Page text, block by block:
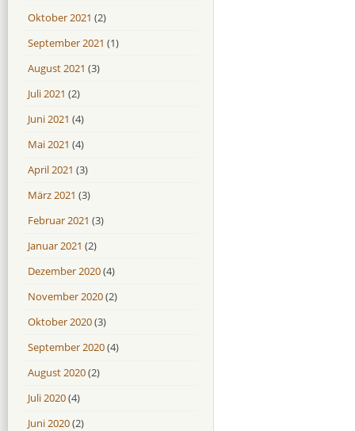
Oktober 2021 (2)
September 2021 (1)
August 2021 (3)
Juli 2021 (2)
Juni 2021 (4)
Mai 2021 (4)
April 2021 (3)
März 2021 (3)
Februar 2021 (3)
Januar 2021 (2)
Dezember 2020(4)
November 2020(2)
Oktober 2020(3)
September 2020(4)
August 2020(2)
Juli 2020(4)
Juni 2020(2)